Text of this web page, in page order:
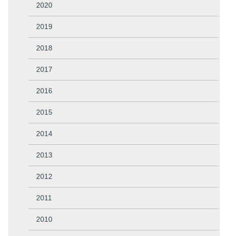
2020
2019
2018
2017
2016
2015
2014
2013
2012
2011
2010